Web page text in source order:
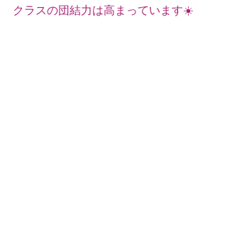
クラスの団結力は高まっています☀️